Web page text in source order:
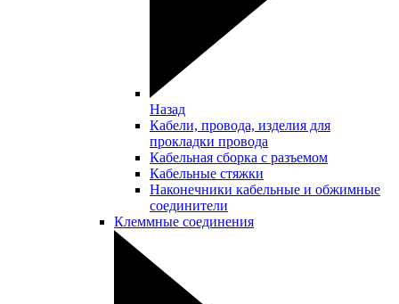
Назад
Кабели, провода, изделия для
прокладки провода
Кабельная сборка с разъемом
Кабельные стяжки
Наконечники кабельные и обжимные
соединители
Клеммные соединения